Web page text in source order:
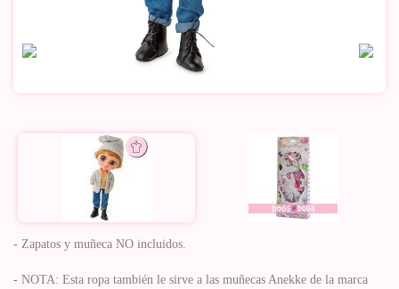
- Zapatos y muñeca NO incluidos.
- NOTA: Esta ropa también le sirve a las muñecas Anekke de la marca